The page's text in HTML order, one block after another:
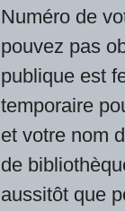
Numéro de
pouvez pas
publique est
temporaire
et votre nom
de
aussitôt que